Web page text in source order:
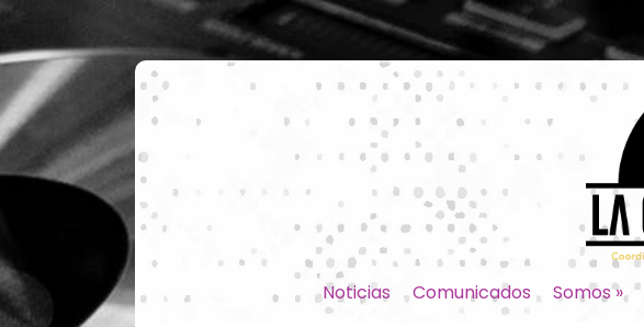
Noticias Comunicados Somos»